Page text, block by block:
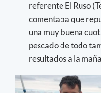
referente El Ruso
comentaba que
una muy buena
pescado de todo
resultados a la